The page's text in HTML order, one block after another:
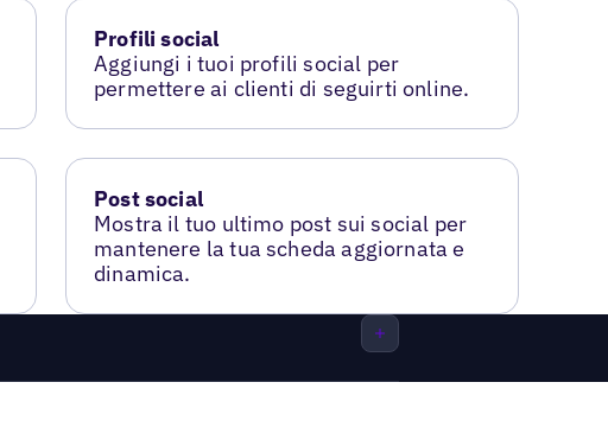
Profili social
Aggiungi i tuoi profili social per
permettere ai clienti di seguirti online.
Post social
Mostra il tuo ultimo post sui social per
mantenere la tua scheda aggiornata e
dinamica.